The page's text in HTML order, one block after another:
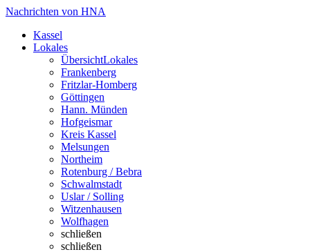
Nachrichten von HNA
Kassel
Lokales
ÜbersichtLokales
Frankenberg
Fritzlar-Homberg
Göttingen
Hann. Münden
Hofgeismar
Kreis Kassel
Melsungen
Northeim
Rotenburg / Bebra
Schwalmstadt
Uslar / Solling
Witzenhausen
Wolfhagen
schließen
schließen